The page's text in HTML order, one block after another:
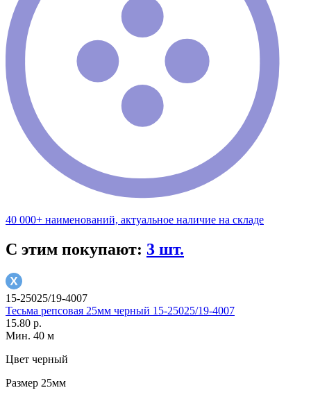
40 000+ наименований, актуальное наличие на складе
С этим покупают: 3 шт.
15-25025/19-4007
Тесьма репсовая 25мм черный 15-25025/19-4007
15.80 р.
Мин. 40 м
Цвет черный
Размер 25мм